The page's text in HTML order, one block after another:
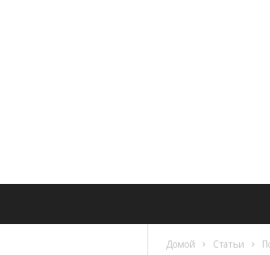
Домой Статьи